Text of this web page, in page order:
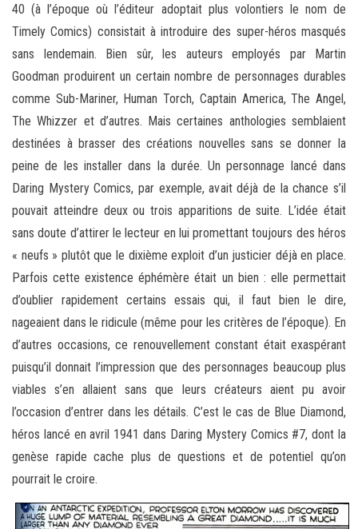
40 (à l’époque où l’éditeur adoptait plus volontiers le nom de
Timely Comics) consistait à introduire des super-héros masqués
sans lendemain. Bien sûr, les auteurs employés par Martin
Goodman produirent un certain nombre de personnages durables
comme Sub-Mariner, Human Torch, Captain America, The Angel,
The Whizzer et d’autres. Mais certaines anthologies semblaient
destinées à brasser des créations nouvelles sans se donner la
peine de les installer dans la durée. Un personnage lancé dans
Daring Mystery Comics, par exemple, avait déjà de la chance s’il
pouvait atteindre deux ou trois apparitions de suite. L’idée était
sans doute d’attirer le lecteur en lui promettant toujours des héros
« neufs » plutôt que le dixième exploit d’un justicier déjà en place.
Parfois cette existence éphémère était un bien : elle permettait
d’oublier rapidement certains essais qui, il faut bien le dire,
nageaient dans le ridicule (même pour les critères de l’époque). En
d’autres occasions, ce renouvellement constant était exaspérant
puisqu’il donnait l’impression que des personnages beaucoup plus
viables s’en allaient sans que leurs créateurs aient pu avoir
l’occasion d’entrer dans les détails. C’est le cas de Blue Diamond,
héros lancé en avril 1941 dans Daring Mystery Comics #7, dont la
genèse rapide cache plus de questions et de potentiel qu’on
pourrait le croire.